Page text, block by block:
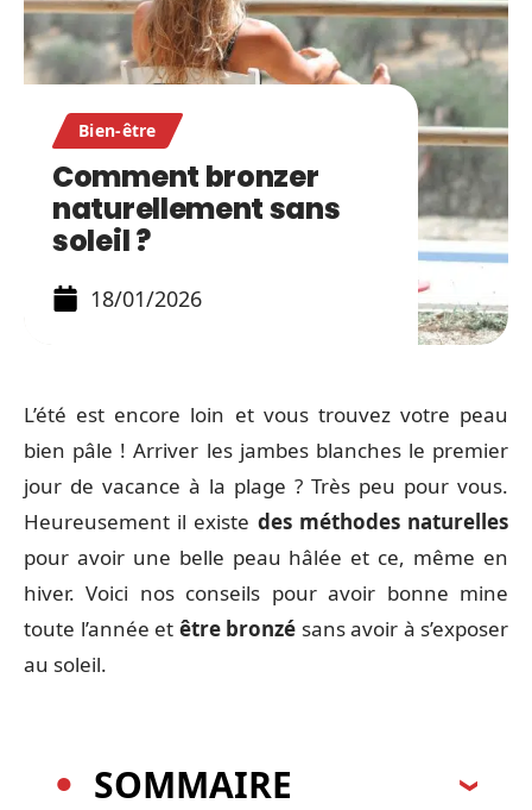
Bien-être
Comment bronzer
naturellement sans
soleil ?
18/01/2026
L’été est encore loin et vous trouvez votre peau
bien pâle ! Arriver les jambes blanches le premier
jour de vacance à la plage ? Très peu pour vous.
Heureusement il existe des méthodes naturelles
pour avoir une belle peau hâlée et ce, même en
hiver. Voici nos conseils pour avoir bonne mine
toute l’année et être bronzé sans avoir à s’exposer
au soleil.
SOMMAIRE